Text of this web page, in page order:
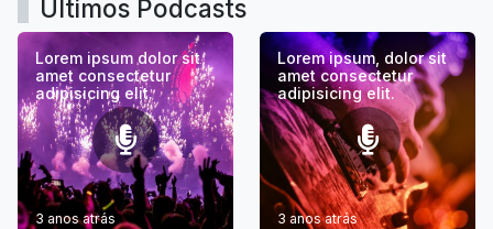
Últimos Podcasts
Lorem ipsum dolor sit
amet consectetur
adipisicing elit.
3 anos atrás
Lorem ipsum, dolor sit
amet consectetur
adipisicing elit.
3 anos atrás